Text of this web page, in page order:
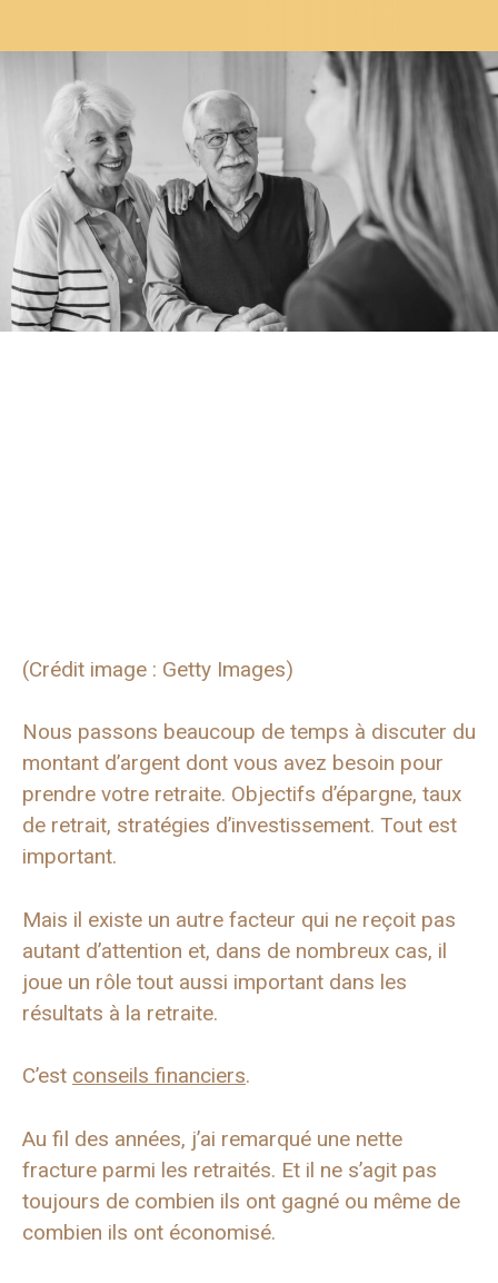
(Crédit image : Getty Images)
Nous passons beaucoup de temps à discuter du
montant d’argent dont vous avez besoin pour
prendre votre retraite. Objectifs d’épargne, taux
de retrait, stratégies d’investissement. Tout est
important.
Mais il existe un autre facteur qui ne reçoit pas
autant d’attention et, dans de nombreux cas, il
joue un rôle tout aussi important dans les
résultats à la retraite.
C’est conseils financiers.
Au fil des années, j’ai remarqué une nette
fracture parmi les retraités. Et il ne s’agit pas
toujours de combien ils ont gagné ou même de
combien ils ont économisé.